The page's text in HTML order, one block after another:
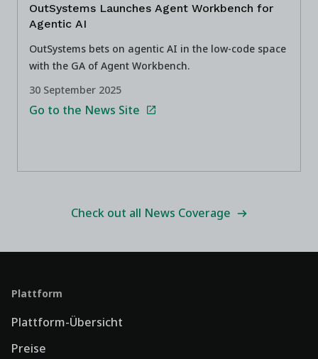
OutSystems Launches Agent Workbench for
Agentic AI
OutSystems bets on agentic AI in the low-code space
with the GA of Agent Workbench.
30 September 2025
Go to the News Site
Check out all News Coverage
Plattform
Plattform-Übersicht
Preise